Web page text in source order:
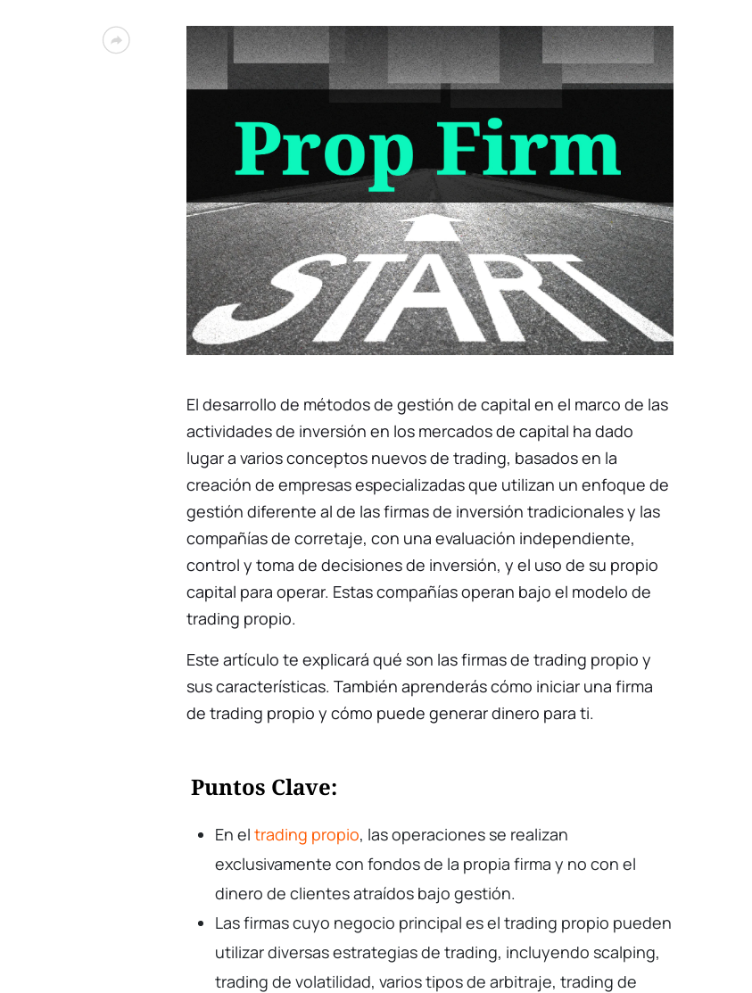
El desarrollo de métodos de gestión de capital en el marco de las
actividades de inversión en los mercados de capital ha dado
lugar a varios conceptos nuevos de trading, basados en la
creación de empresas especializadas que utilizan un enfoque de
gestión diferente al de las firmas de inversión tradicionales y las
compañías de corretaje, con una evaluación independiente,
control y toma de decisiones de inversión, y el uso de su propio
capital para operar. Estas compañías operan bajo el modelo de
trading propio.
Este artículo te explicará qué son las firmas de trading propio y
sus características. También aprenderás cómo iniciar una firma
de trading propio y cómo puede generar dinero para ti.
Puntos Clave:
En el trading propio, las operaciones se realizan
exclusivamente con fondos de la propia firma y no con el
dinero de clientes atraídos bajo gestión.
Las firmas cuyo negocio principal es el trading propio pueden
utilizar diversas estrategias de trading, incluyendo scalping,
trading de volatilidad, varios tipos de arbitraje, trading de